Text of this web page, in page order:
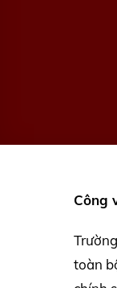
Công
toàn